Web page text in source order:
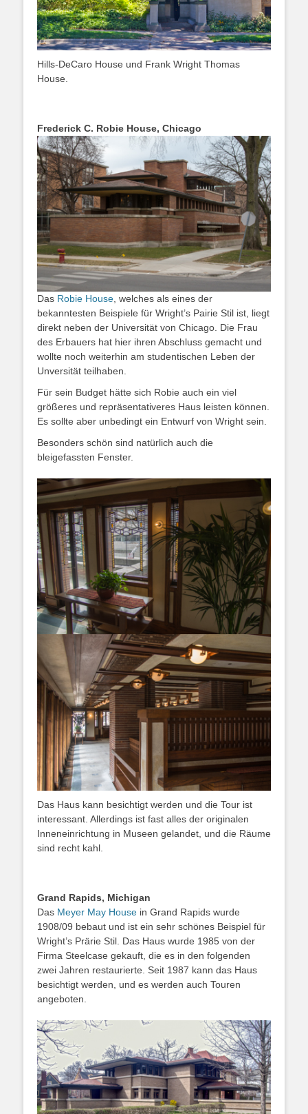
Hills-DeCaro House und Frank Wright Thomas
House.
Frederick C. Robie House, Chicago
Das Robie House , welches als eines der
bekanntesten Beispiele für Wright’s Pairie Stil ist, liegt
direkt neben der Universität von Chicago. Die Frau
des Erbauers hat hier ihren Abschluss gemacht und
wollte noch weiterhin am studentischen Leben der
Unversität teilhaben.
Für sein Budget hätte sich Robie auch ein viel
größeres und repräsentativeres Haus leisten können.
Es sollte aber unbedingt ein Entwurf von Wright sein.
Besonders schön sind natürlich auch die
bleigefassten Fenster.
Das Haus kann besichtigt werden und die Tour ist
interessant. Allerdings ist fast alles der originalen
Inneneinrichtung in Museen gelandet, und die Räume
sind recht kahl.
Grand Rapids, Michigan
Das Meyer May House in Grand Rapids wurde
1908/09 bebaut und ist ein sehr schönes Beispiel für
Wright’s Prärie Stil. Das Haus wurde 1985 von der
Firma Steelcase gekauft, die es in den folgenden
zwei Jahren restaurierte. Seit 1987 kann das Haus
besichtigt werden, und es werden auch Touren
angeboten.